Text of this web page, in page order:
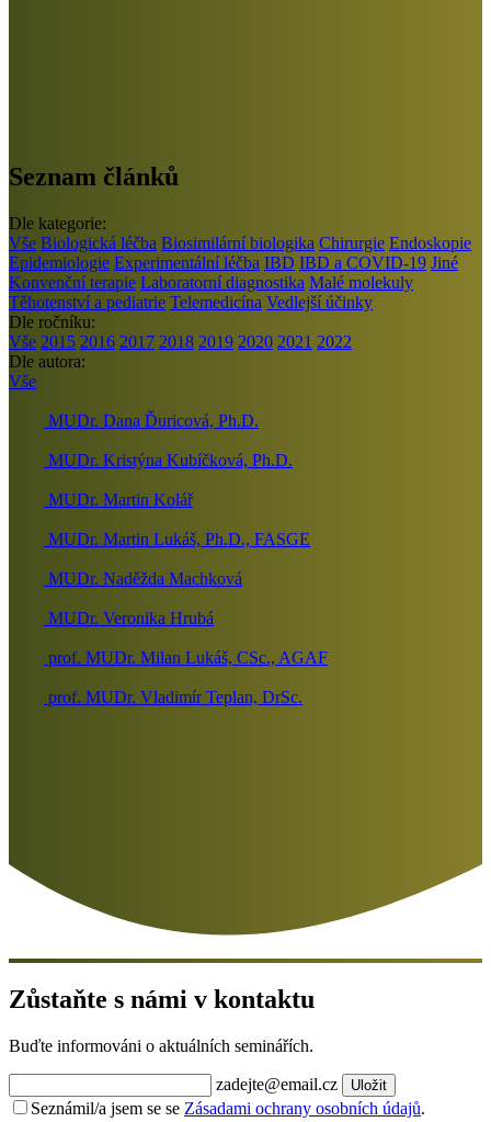
Seznam článků
Dle kategorie:
Vše Biologická léčba Biosimilární biologika Chirurgie Endoskopie
Epidemiologie Experimentální léčba IBD IBD a COVID-19 Jiné
Konvenční terapie Laboratorní diagnostika Malé molekuly
Těhotenství a pediatrie Telemedicína Vedlejší účinky
Dle ročníku:
Vše 2015 2016 2017 2018 2019 2020 2021 2022
Dle autora:
Vše
MUDr. Dana Ďuricová, Ph.D.
MUDr. Kristýna Kubíčková, Ph.D.
MUDr. Martin Kolář
MUDr. Martin Lukáš, Ph.D., FASGE
MUDr. Naděžda Machková
MUDr. Veronika Hrubá
prof. MUDr. Milan Lukáš, CSc., AGAF
prof. MUDr. Vladimír Teplan, DrSc.
Zůstaňte s námi v kontaktu
Buďte informováni o aktuálních seminářích.
zadejte@email.cz Uložit
Seznámil/a jsem se se Zásadami ochrany osobních údajů.